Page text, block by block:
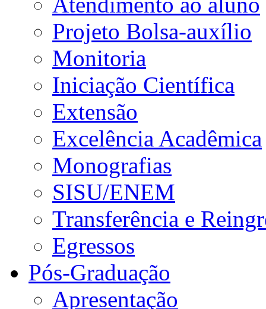
Projeto Bolsa-auxílio
Monitoria
Iniciação Científica
Extensão
Excelência Acadêmica
Monografias
SISU/ENEM
Transferência e
Egressos
Pós-Graduação
Apresentação